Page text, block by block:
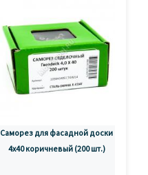
Саморез для фасадной доски
4x40 коричневый (200 шт.)